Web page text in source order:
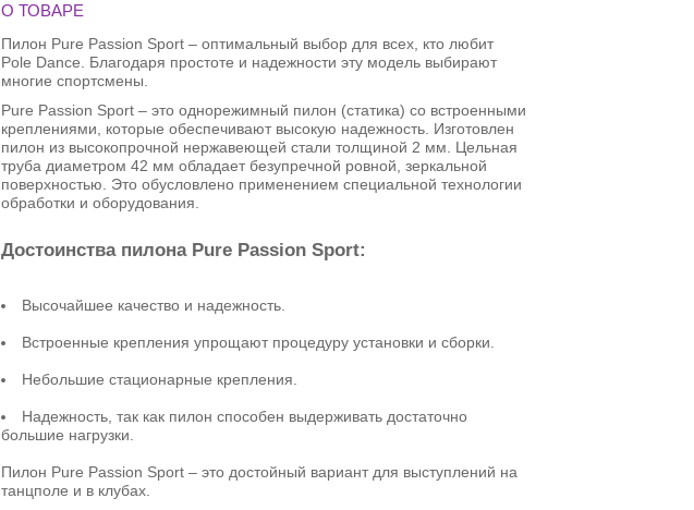
О ТОВАРЕ
Пилон Pure Passion Sport – оптимальный выбор для всех, кто любит
Pole Dance. Благодаря простоте и надежности эту модель выбирают
многие спортсмены.
Pure Passion Sport – это однорежимный пилон (статика) со встроенными
креплениями, которые обеспечивают высокую надежность. Изготовлен
пилон из высокопрочной нержавеющей стали толщиной 2 мм. Цельная
труба диаметром 42 мм обладает безупречной ровной, зеркальной
поверхностью. Это обусловлено применением специальной технологии
обработки и оборудования.
Достоинства пилона Pure Passion Sport:
Высочайшее качество и надежность.
Встроенные крепления упрощают процедуру установки и сборки.
Небольшие стационарные крепления.
Надежность, так как пилон способен выдерживать достаточно
большие нагрузки.
Пилон Pure Passion Sport – это достойный вариант для выступлений на
танцполе и в клубах.